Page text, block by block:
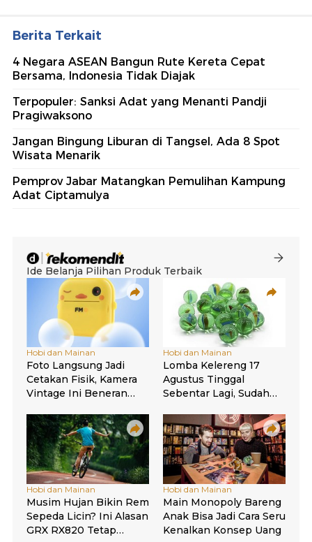
Berita Terkait
4 Negara ASEAN Bangun Rute Kereta Cepat
Bersama, Indonesia Tidak Diajak
Terpopuler: Sanksi Adat yang Menanti Pandji
Pragiwaksono
Jangan Bingung Liburan di Tangsel, Ada 8 Spot
Wisata Menarik
Pemprov Jabar Matangkan Pemulihan Kampung
Adat Ciptamulya